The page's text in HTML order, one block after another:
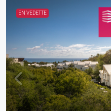
EN VEDETTE